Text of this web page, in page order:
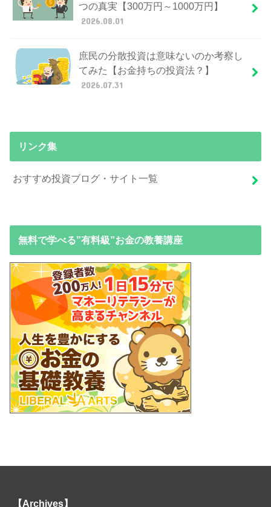
つの真実【300万円～1000万円】
2026.08.01
庶民の分散投資は意味ないのか考察し
てみた【お金持ちの投資法？】
2026.07.31
リンク集
おすすめ投資ブログ・サイト一覧
無料で学べる”有料級”お金の教養講座
【Archives】